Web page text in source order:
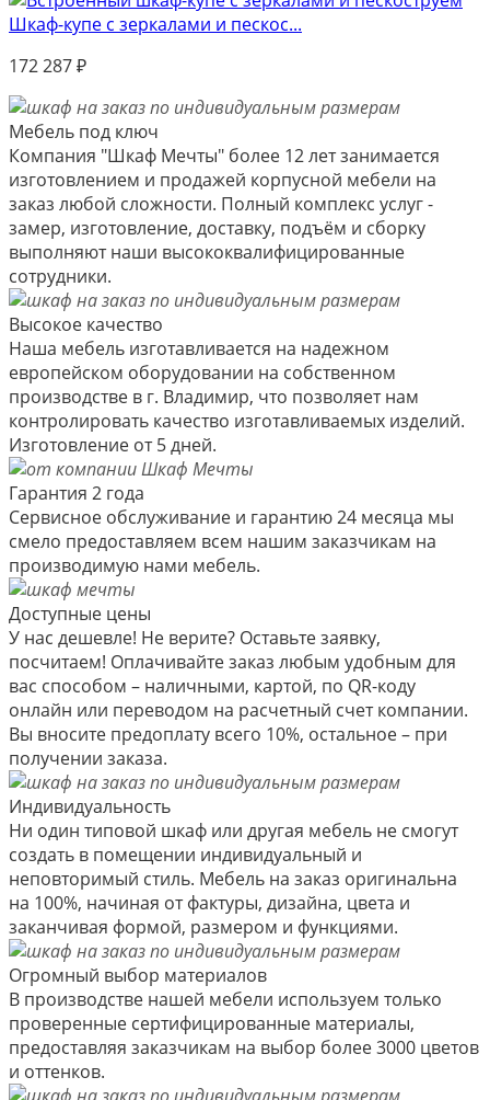
Шкаф-купе с зеркалами и пескос...
172 287₽
Мебель под ключ
Компания "Шкаф Мечты" более 12 лет занимается
изготовлением и продажей корпусной мебели на
заказ любой сложности. Полный комплекс услуг -
замер, изготовление, доставку, подъём и сборку
выполняют наши высококвалифицированные
сотрудники.
Высокое качество
Наша мебель изготавливается на надежном
европейском оборудовании на собственном
производстве в г. Владимир, что позволяет нам
контролировать качество изготавливаемых изделий.
Изготовление от 5 дней.
Гарантия 2 года
Сервисное обслуживание и гарантию 24 месяца мы
смело предоставляем всем нашим заказчикам на
производимую нами мебель.
Доступные цены
У нас дешевле! Не верите? Оставьте заявку,
посчитаем! Оплачивайте заказ любым удобным для
вас способом – наличными, картой, по QR-коду
онлайн или переводом на расчетный счет компании.
Вы вносите предоплату всего 10%, остальное – при
получении заказа.
Индивидуальность
Ни один типовой шкаф или другая мебель не смогут
создать в помещении индивидуальный и
неповторимый стиль. Мебель на заказ оригинальна
на 100%, начиная от фактуры, дизайна, цвета и
заканчивая формой, размером и функциями.
Огромный выбор материалов
В производстве нашей мебели используем только
проверенные сертифицированные материалы,
предоставляя заказчикам на выбор более 3000 цветов
и оттенков.